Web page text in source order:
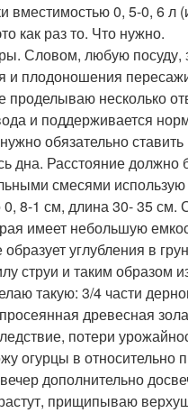
0, 5-0, 6 л
как раз то. Что нужно.
Словом, любую
плодоношения
проделываю несколько
и поддерживается
обязательно
дна. Расстояние
смесями
8-1 см, длина 30- 35 см.
имеет небольшую
углубления в
струи и таким образом
такую: 3/4 части
древесная
потери
огурцы в
дополнительно
прищипываю